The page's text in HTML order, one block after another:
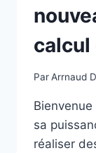
ParArrnaud
Bienvenue
sa
réaliser